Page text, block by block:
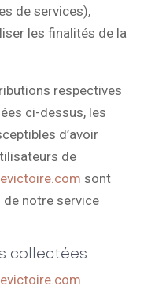
de services),
les finalités de la
respectives
ci-dessus, les
d’avoir
de
sont
notre service
collectées